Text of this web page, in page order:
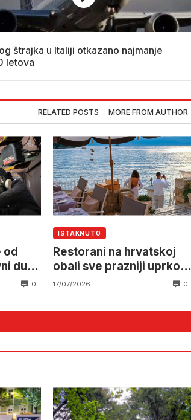
štrajka u Italiji otkazano najmanje
letova
RELATED POSTS MORE FROM AUTHOR
od
dug
0
ISTAKNUTO
Restorani na hrvatskoj
obali sve prazniji uprkos
većoj potrošnji
17/07/2026 0